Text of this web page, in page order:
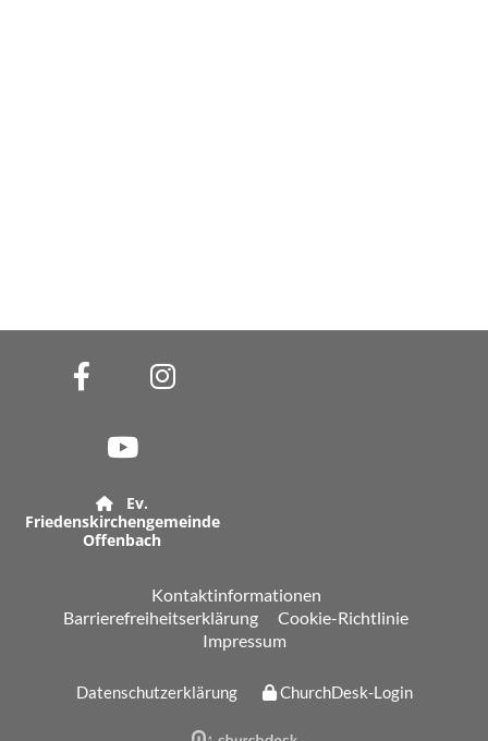

Ev.
Friedenskirchengemeinde
Offenbach
Kontaktinformationen
Barrierefreiheitserklärung
Cookie-Richtlinie
Impressum
Datenschutzerklärung ChurchDesk-Login